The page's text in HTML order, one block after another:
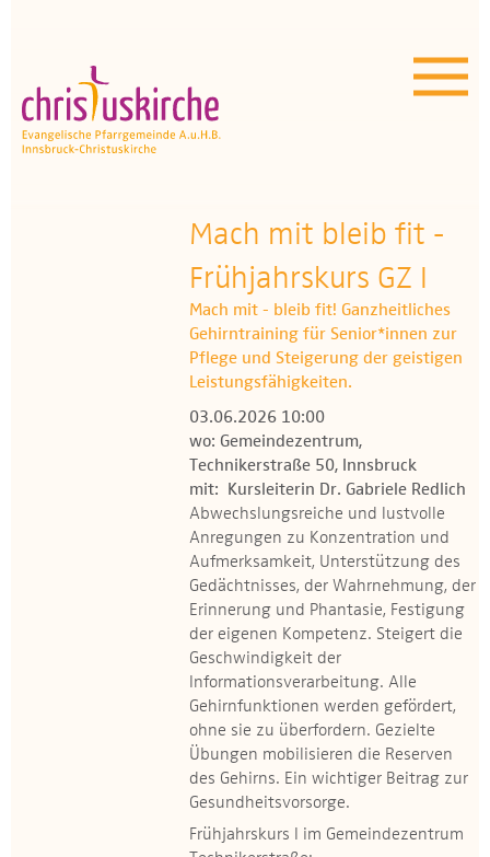
Unser Angebot
OEZ
Wissenswertes
Medien
Kontakt
Mach mit bleib fit -
Frühjahrskurs GZ I
Mach mit - bleib fit! Ganzheitliches
Gehirntraining für Senior*innen zur
Pflege und Steigerung der geistigen
Leistungsfähigkeiten.
03.06.2026 10:00
wo: Gemeindezentrum,
Technikerstraße 50, Innsbruck
mit: Kursleiterin Dr. Gabriele Redlich
Abwechslungsreiche und lustvolle
Anregungen zu Konzentration und
Aufmerksamkeit, Unterstützung des
Gedächtnisses, der Wahrnehmung, der
Erinnerung und Phantasie, Festigung
der eigenen Kompetenz. Steigert die
Geschwindigkeit der
Informationsverarbeitung. Alle
Gehirnfunktionen werden gefördert,
ohne sie zu überfordern. Gezielte
Übungen mobilisieren die Reserven
des Gehirns. Ein wichtiger Beitrag zur
Gesundheitsvorsorge.
Frühjahrskurs I im Gemeindezentrum